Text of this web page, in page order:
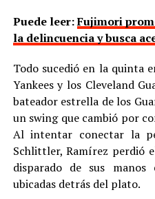
Puede leer:Fujimori
la delincuencia y busca
Todo sucedió en la quinta
Yankees y los Cleveland
bateador estrella de los
un swing que cambió por
Al intentar conectar la
Schlittler, Ramírez perdió
disparado de sus
ubicadas detrás del plato.